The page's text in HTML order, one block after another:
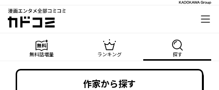
漫画エンタメ全部コミコミ
カドコミ
無料話増量 ランキング 探す
作家から探す